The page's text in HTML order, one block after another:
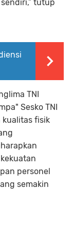
tutup
TNI
Sesko TNI
kualitas fisik
personel
semakin